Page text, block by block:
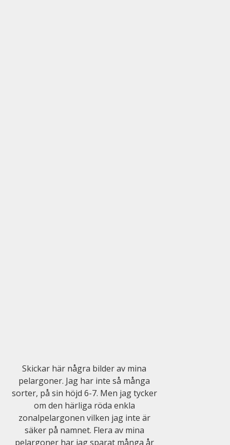
Skickar här några bilder av mina
pelargoner. Jag har inte så många
sorter, på sin höjd 6-7. Men jag tycker
om den härliga röda enkla
zonalpelargonen vilken jag inte är
säker på namnet. Flera av mina
pelargoner har jag sparat många år